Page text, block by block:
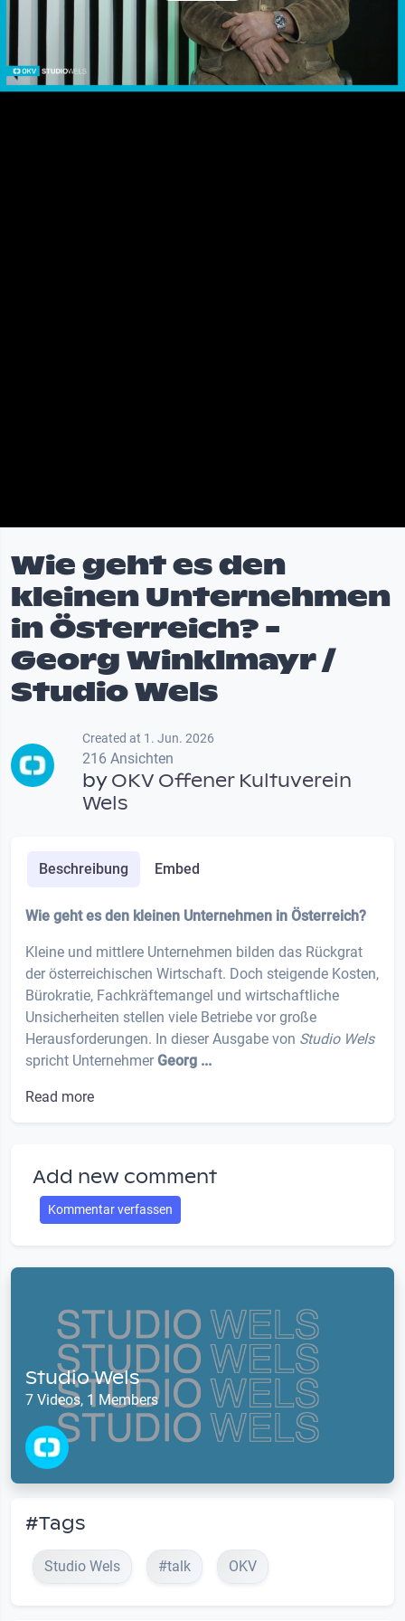
Video
Wie geht es den
kleinen Unternehmen
in Österreich? -
Georg Winklmayr /
Studio Wels
Created at 1. Jun. 2026
216 Ansichten
byOKV Offener Kultuverein
Wels
Beschreibung Embed
Wie geht es den kleinen Unternehmen in Österreich?
Kleine und mittlere Unternehmen bilden das Rückgrat
der österreichischen Wirtschaft. Doch steigende Kosten,
Bürokratie, Fachkräftemangel und wirtschaftliche
Unsicherheiten stellen viele Betriebe vor große
Herausforderungen. In dieser Ausgabe von Studio Wels
spricht UnternehmerGeorg ...
Read more
Add new comment
Kommentar verfassen
Studio Wels
7 Videos, 1 Members
#Tags
Studio Wels #talk OKV